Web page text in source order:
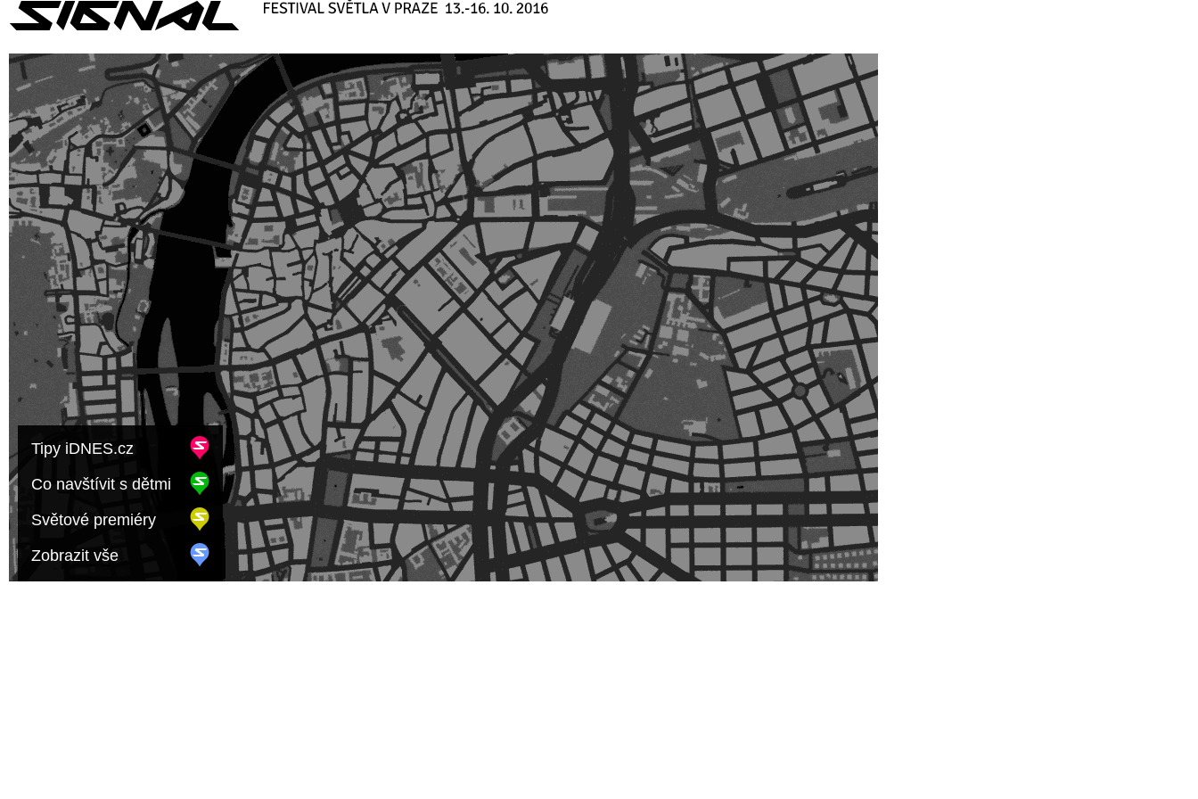
Tipy iDNES.cz
Co navštívit s dětmi
Světové premiéry
Zobrazit vše